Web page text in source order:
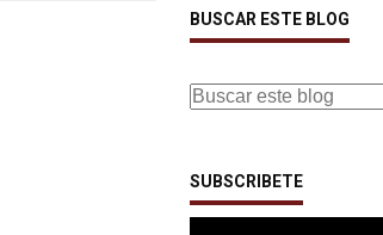
BUSCAR ESTE BLOG
SUBSCRIBETE